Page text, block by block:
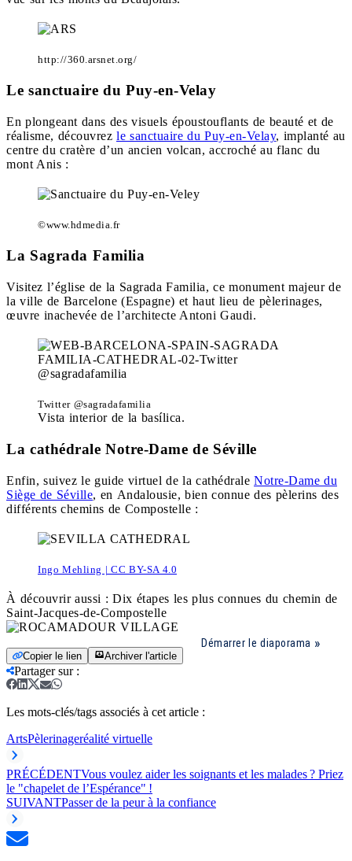
http://360.arsnet.org/
Le sanctuaire du Puy-en-Velay
En plongeant dans des visuels époustouflants de beauté et de
réalisme, découvrez le sanctuaire du Puy-en-Velay, implanté au
centre du cratère d’un ancien volcan, accroché au flanc du
mont Anis :
©www.hdmedia.fr
La Sagrada Familia
Visitez l’église de la Sagrada Familia, ce monument majeur de
la ville de Barcelone (Espagne) et haut lieu de pèlerinages,
œuvre inachevée de l’architecte Antoni Gaudi.
Twitter @sagradafamilia
Vista interior de la basílica.
La cathédrale Notre-Dame de Séville
Enfin, suivez le guide virtuel de la cathédrale Notre-Dame du
Siège de Séville, en Andalousie, bien connue des pèlerins des
différents chemins de Compostelle :
Ingo Mehling | CC BY-SA 4.0
À découvrir aussi : Dix étapes les plus connues du chemin de
Saint-Jacques-de-Compostelle
Démarrer le diaporama
Copier le lien Archiver l'article
Partager sur:
Les mots-clés/tags associés à cet article :
ArtsPèlerinageréalité virtuelle
PRÉCÉDENTVous voulez aider les soignants et les malades ? Priez
le "chapelet de l’Espérance" !
SUIVANTPasser de la peur à la confiance